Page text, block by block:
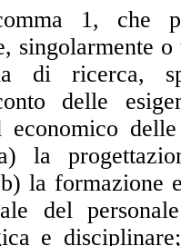
1, che
singolarmente
di ricerca,
delle
economico
la
b) la formazione
del
e disciplinare;